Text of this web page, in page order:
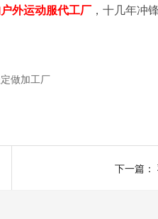
外运动服代工厂 ，十几年冲
做加工厂
下一篇：